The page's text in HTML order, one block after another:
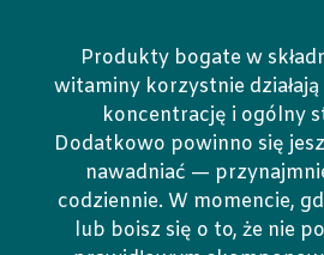
Produkty bogate w
witaminy korzystnie
koncentrację i ogólny
Dodatkowo powinno się
nawadniać —
codziennie. W momencie,
lub boisz się o to, że nie